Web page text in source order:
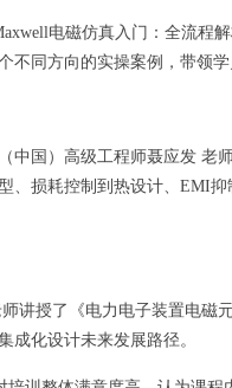
电磁仿真入门：全流程
不同方向的实操案例，带领
中国）高级工程师聂应发 老
、损耗控制到热设计、EMI
讲授了《电力电子装置电
成化设计未来发展路径。